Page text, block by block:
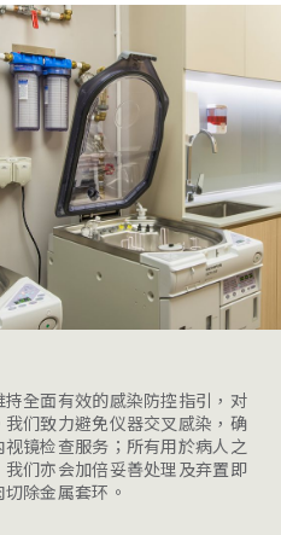
全面有效的感染防控指引，对
们致力避免仪器交叉感染，确
镜检查服务；所有用於病人之
们亦会加倍妥善处理及弃置即
除金属套环。